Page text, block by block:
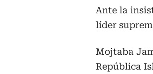
Ante la
líder
Mojtaba
República